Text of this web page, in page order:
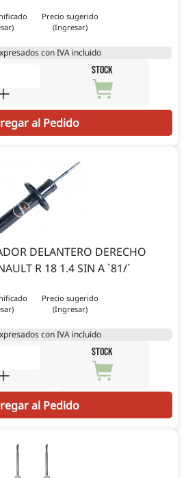
Precio sugerido
(Ingresar)
con IVA incluido
STOCK
al Pedido
DELANTERO DERECHO
R 18 1.4 SIN A `81/`
Precio sugerido
(Ingresar)
con IVA incluido
STOCK
al Pedido